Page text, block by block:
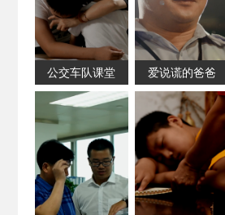
公交车队课堂 爱说谎的爸爸